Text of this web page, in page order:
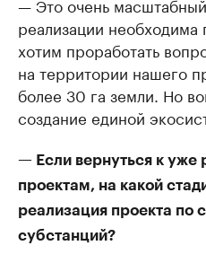
— Это очень
реализации
хотим проработать
на территории нашего
более 30 га земли. Но
создание единой
— Если вернуться к уже
проектам, на какой
реализация проекта по
субстанций?